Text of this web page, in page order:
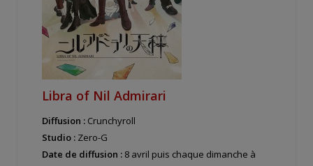
Libra of Nil Admirari
Diffusion : Crunchyroll
Studio : Zero-G
Date de diffusion : 8 avril puis chaque dimanche à